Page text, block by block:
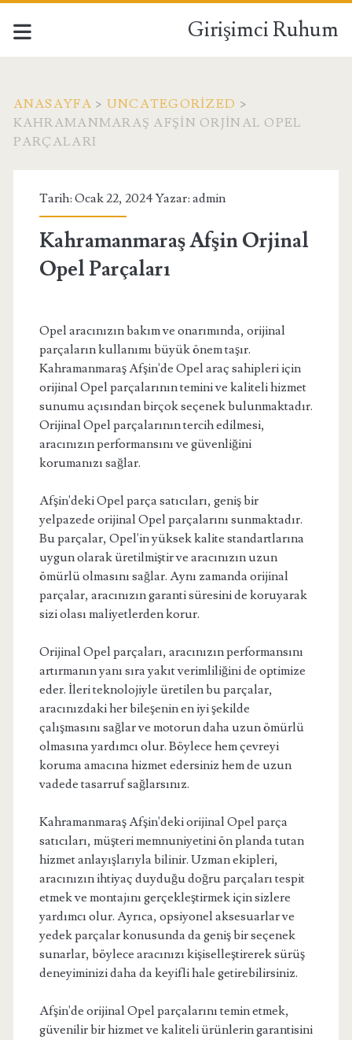
Girişimci Ruhum
ANASAYFA > UNCATEGORIZED >
KAHRAMANMARAŞ AFŞIN ORJINAL OPEL
PARÇALARI
Tarih: Ocak 22, 2024 Yazar: admin
Kahramanmaraş Afşin Orjinal
Opel Parçaları
Opel aracınızın bakım ve onarımında, orijinal
parçaların kullanımı büyük önem taşır.
Kahramanmaraş Afşin'de Opel araç sahipleri için
orijinal Opel parçalarının temini ve kaliteli hizmet
sunumu açısından birçok seçenek bulunmaktadır.
Orijinal Opel parçalarının tercih edilmesi,
aracınızın performansını ve güvenliğini
korumanızı sağlar.
Afşin'deki Opel parça satıcıları, geniş bir
yelpazede orijinal Opel parçalarını sunmaktadır.
Bu parçalar, Opel'in yüksek kalite standartlarına
uygun olarak üretilmiştir ve aracınızın uzun
ömürlü olmasını sağlar. Aynı zamanda orijinal
parçalar, aracınızın garanti süresini de koruyarak
sizi olası maliyetlerden korur.
Orijinal Opel parçaları, aracınızın performansını
artırmanın yanı sıra yakıt verimliliğini de optimize
eder. İleri teknolojiyle üretilen bu parçalar,
aracınızdaki her bileşenin en iyi şekilde
çalışmasını sağlar ve motorun daha uzun ömürlü
olmasına yardımcı olur. Böylece hem çevreyi
koruma amacına hizmet edersiniz hem de uzun
vadede tasarruf sağlarsınız.
Kahramanmaraş Afşin'deki orijinal Opel parça
satıcıları, müşteri memnuniyetini ön planda tutan
hizmet anlayışlarıyla bilinir. Uzman ekipleri,
aracınızın ihtiyaç duyduğu doğru parçaları tespit
etmek ve montajını gerçekleştirmek için sizlere
yardımcı olur. Ayrıca, opsiyonel aksesuarlar ve
yedek parçalar konusunda da geniş bir seçenek
sunarlar, böylece aracınızı kişiselleştirerek sürüş
deneyiminizi daha da keyifli hale getirebilirsiniz.
Afşin'de orijinal Opel parçalarını temin etmek,
güvenilir bir hizmet ve kaliteli ürünlerin garantisini